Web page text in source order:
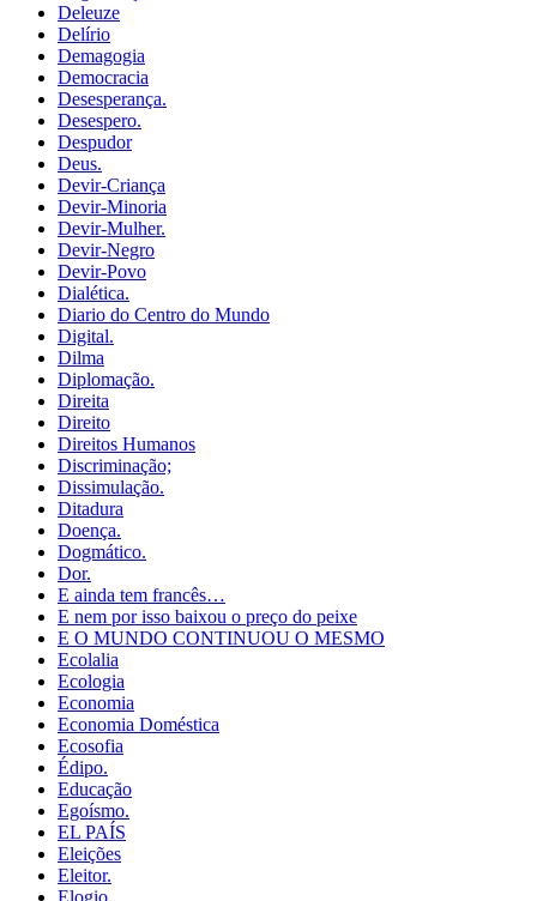
Deleuze
Delírio
Demagogia
Democracia
Desesperança.
Desespero.
Despudor
Deus.
Devir-Criança
Devir-Minoria
Devir-Mulher.
Devir-Negro
Devir-Povo
Dialética.
Diario do Centro do Mundo
Digital.
Dilma
Diplomação.
Direita
Direito
Direitos Humanos
Discriminação;
Dissimulação.
Ditadura
Doença.
Dogmático.
Dor.
E ainda tem francês…
E nem por isso baixou o preço do peixe
E O MUNDO CONTINUOU O MESMO
Ecolalia
Ecologia
Economia
Economia Doméstica
Ecosofia
Édipo.
Educação
Egoísmo.
EL PAÍS
Eleições
Eleitor.